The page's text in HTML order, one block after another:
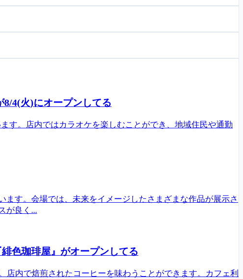
8/4(火)にオープンしてる
す。店内ではカラオケを楽しむことができ、地域住民や通勤
す。会場では、未来をイメージしたさまざまな作品が展示さ
が良く...
色珈琲屋』がオープンしてる
内で焙煎されたコーヒーを味わうことができます。カフェ利